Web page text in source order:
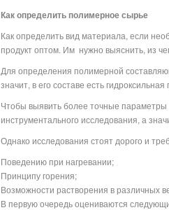
Как определить полимерное сырье
Как определить вид материала, если
продукт оптом. Им нужно выяснить, из
Для определения полимерной
значит, в его составе есть
Чтобы выявить более точные
инструментального исследования, а
Однако исследования стоят дорого и
Поведению при нагревании;
Принципу горения;
Возможности растворения в различных
В первую очередь оцениваются